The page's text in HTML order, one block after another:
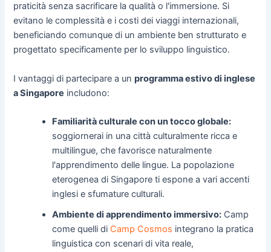
praticità senza sacrificare la qualità o l'immersione. Si
evitano le complessità e i costi dei viaggi internazionali,
beneficiando comunque di un ambiente ben strutturato e
progettato specificamente per lo sviluppo linguistico.
I vantaggi di partecipare a unprogramma estivo di inglese
a Singapore includono:
Familiarità culturale con un tocco globale:
soggiornerai in una città culturalmente ricca e
multilingue, che favorisce naturalmente
l'apprendimento delle lingue. La popolazione
eterogenea di Singapore ti espone a vari accenti
inglesi e sfumature culturali.
Ambiente di apprendimento immersivo: Camp
come quelli di Camp Cosmos integrano la pratica
linguistica con scenari di vita reale,